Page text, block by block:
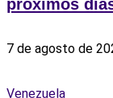
próximos
7 de agosto de
Venezuela